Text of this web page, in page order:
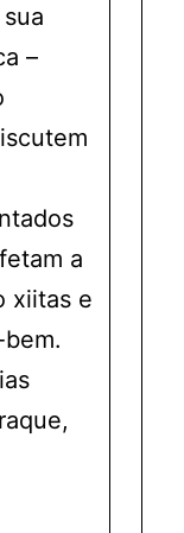
–
a
xiitas e